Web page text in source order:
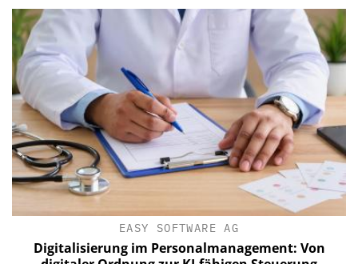
EASY SOFTWARE AG
Digitalisierung im Personalmanagement: Von